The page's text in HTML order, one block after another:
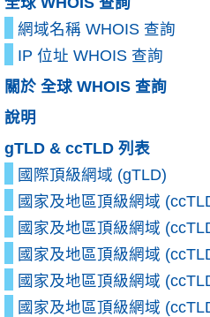
網域名稱 WHOIS 查詢
IP 位址 WHOIS 查詢
關於 全球 WHOIS 查詢
說明
gTLD & ccTLD 列表
國際頂級網域 (gTLD)
國家及地區頂級網域
國家及地區頂級網域
國家及地區頂級網域
國家及地區頂級網域
國家及地區頂級網域